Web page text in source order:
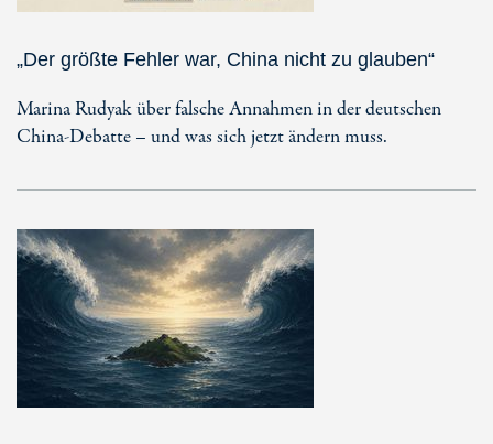
„Der größte Fehler war, China nicht zu glauben“
Marina Rudyak über falsche Annahmen in der deutschen
China-Debatte – und was sich jetzt ändern muss.